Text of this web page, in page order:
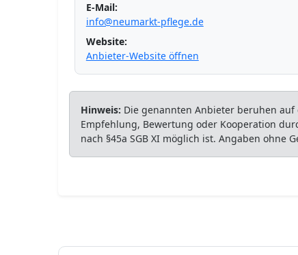
E-Mail:
info@neumarkt-pflege.de
Website:
Anbieter-Website öffnen
Hinweis: Die genannten Anbieter beruhen
Empfehlung, Bewertung oder Kooperation
nach §45a SGB XI möglich ist. Angaben ohne